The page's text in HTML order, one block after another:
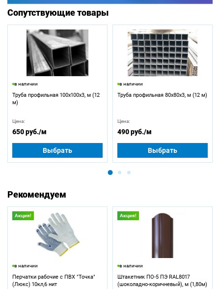
Сопутствующие товары
в наличии
Труба профильная 100х100х3, м (12
м)
Цена:
650 руб./м
Выбрать
в наличии
Труба профильная 80х80х3, м (12 м)
Цена:
490 руб./м
Выбрать
Рекомендуем
Акция!
в наличии
Перчатки рабочие с ПВХ "Точка"
(Люкс) 10кл,6 нит
Акция!
в наличии
Штакетник ПО-5 ПЭ RAL8017
(шоколадно-коричневый), м (1,80м)